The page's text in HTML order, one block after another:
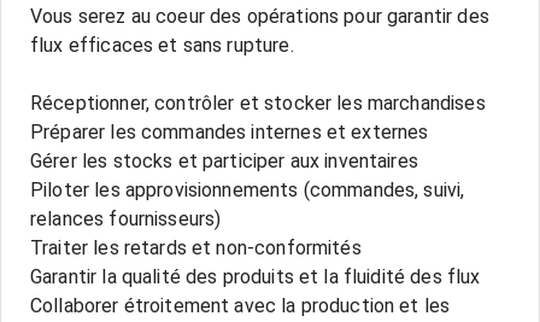
Vous serez au coeur des opérations pour garantir des
flux efficaces et sans rupture.
Réceptionner, contrôler et stocker les marchandises
Préparer les commandes internes et externes
Gérer les stocks et participer aux inventaires
Piloter les approvisionnements (commandes, suivi,
relances fournisseurs)
Traiter les retards et non-conformités
Garantir la qualité des produits et la fluidité des flux
Collaborer étroitement avec la production et les